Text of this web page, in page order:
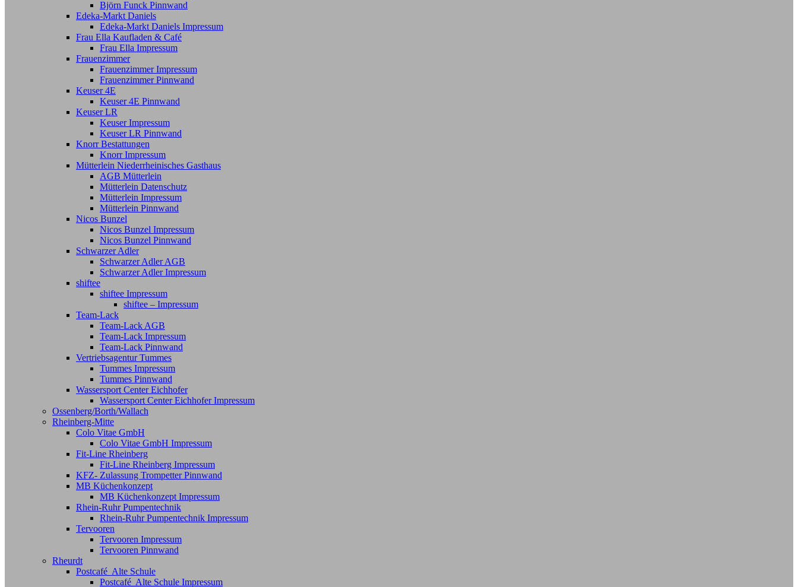
Björn Funck Pinnwand
Edeka-Markt Daniels
Edeka-Markt Daniels Impressum
Frau Ella Kaufladen & Café
Frau Ella Impressum
Frauenzimmer
Frauenzimmer Impressum
Frauenzimmer Pinnwand
Keuser 4E
Keuser 4E Pinnwand
Keuser LR
Keuser Impressum
Keuser LR Pinnwand
Knorr Bestattungen
Knorr Impressum
Mütterlein Niederrheinisches Gasthaus
AGB Mütterlein
Mütterlein Datenschutz
Mütterlein Impressum
Mütterlein Pinnwand
Nicos Bunzel
Nicos Bunzel Impressum
Nicos Bunzel Pinnwand
Schwarzer Adler
Schwarzer Adler AGB
Schwarzer Adler Impressum
shiftee
shiftee Impressum
shiftee – Impressum
Team-Lack
Team-Lack AGB
Team-Lack Impressum
Team-Lack Pinnwand
Vertriebsagentur Tummes
Tummes Impressum
Tummes Pinnwand
Wassersport Center Eichhofer
Wassersport Center Eichhofer Impressum
Ossenberg/Borth/Wallach
Rheinberg-Mitte
Colo Vitae GmbH
Colo Vitae GmbH Impressum
Fit-Line Rheinberg
Fit-Line Rheinberg Impressum
KFZ- Zulassung Trompetter Pinnwand
MB Küchenkonzept
MB Küchenkonzept Impressum
Rhein-Ruhr Pumpentechnik
Rhein-Ruhr Pumpentechnik Impressum
Tervooren
Tervooren Impressum
Tervooren Pinnwand
Rheurdt
Postcafé Alte Schule
Postcafé Alte Schule Impressum